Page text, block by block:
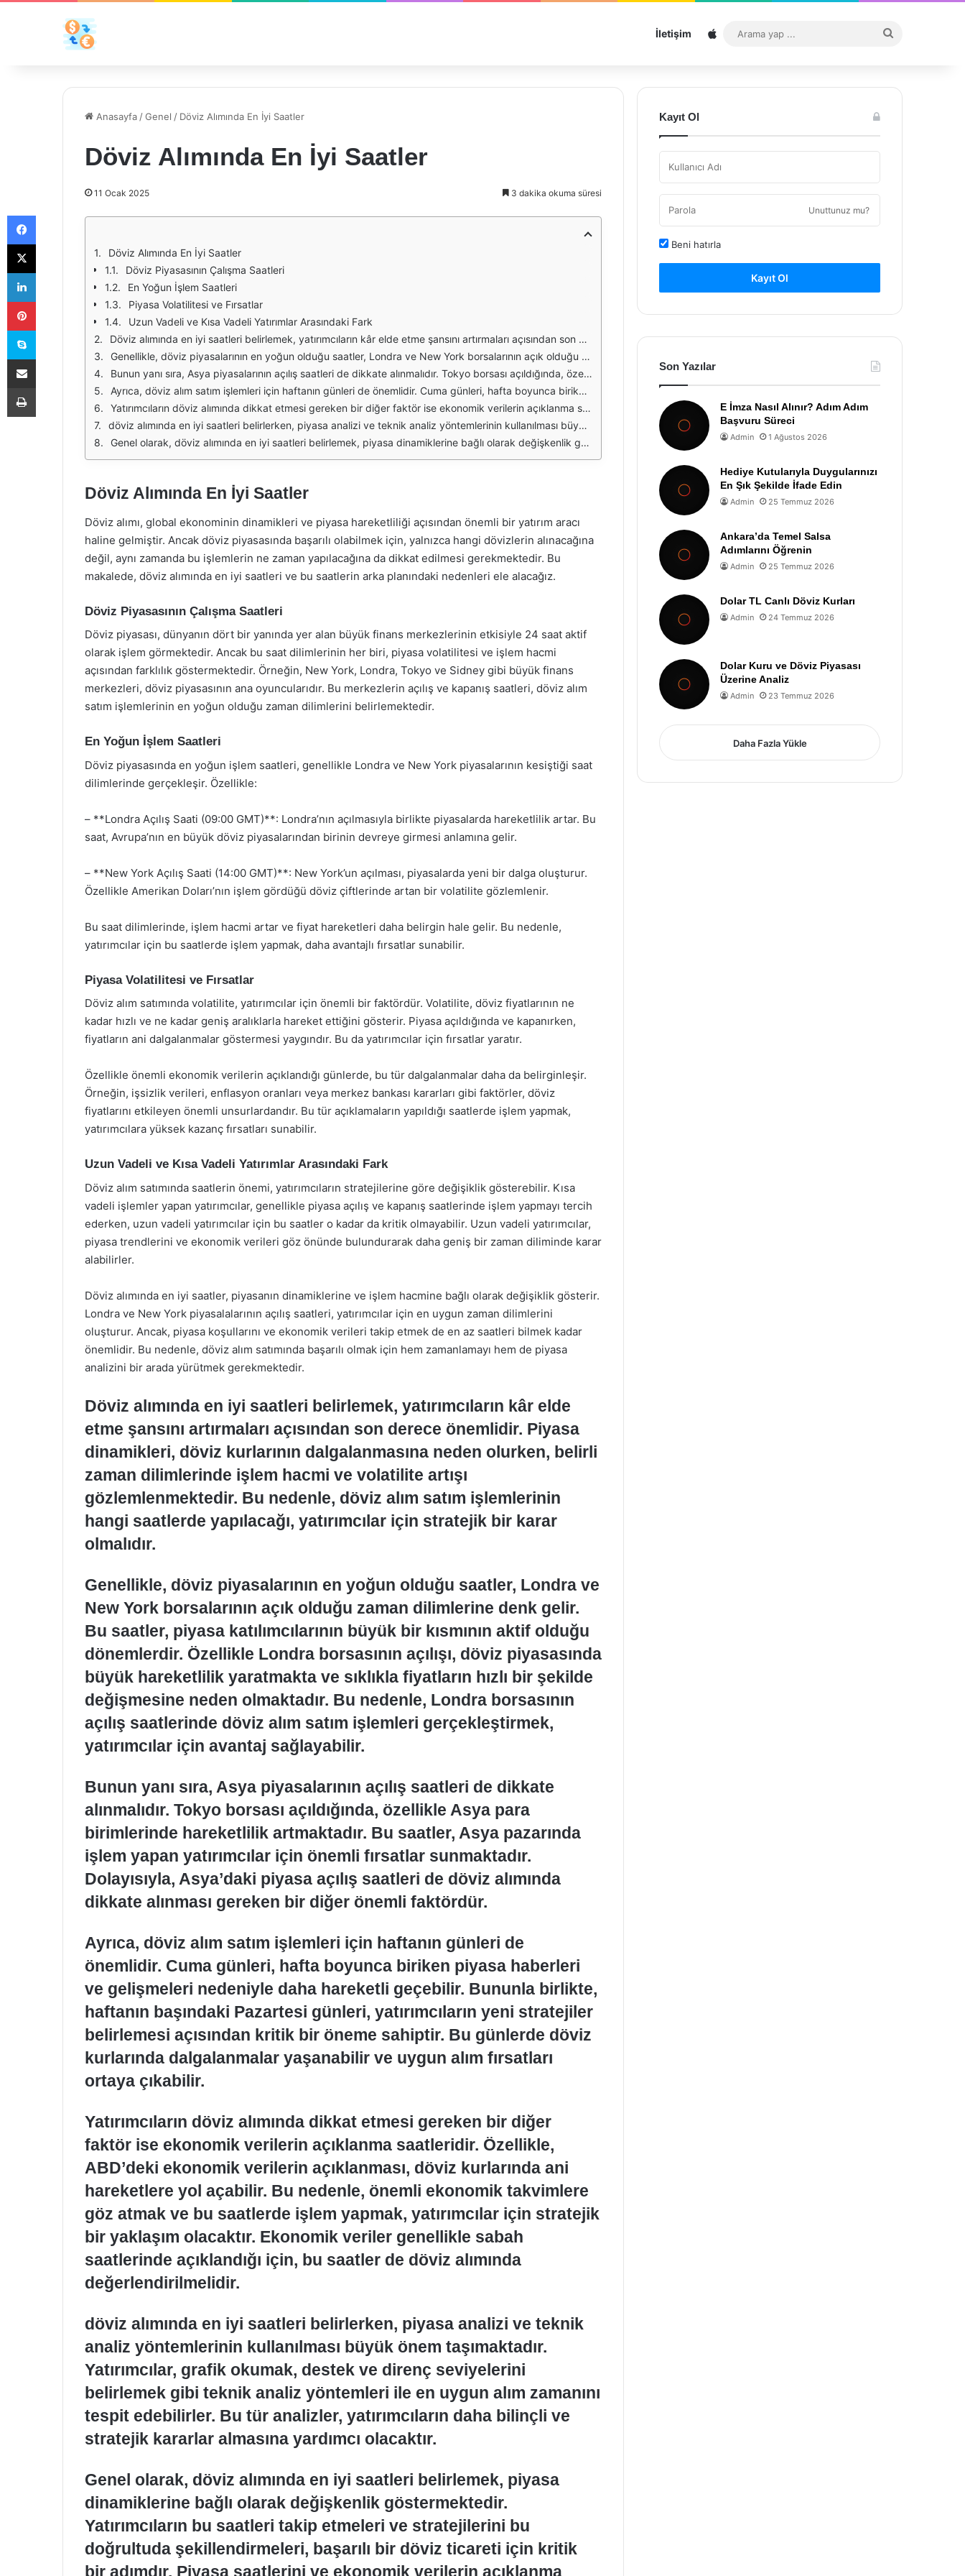
İletişim Sitemap
...
Anasayfa /Genel / Döviz Alımında En İyi Saatler
Döviz Alımında En İyi Saatler
11 Ocak 2025 3 dakika okuma süresi
Döviz Alımında En İyi Saatler
Döviz Piyasasının Çalışma Saatleri
En Yoğun İşlem Saatleri
Piyasa Volatilitesi ve Fırsatlar
Uzun Vadeli ve Kısa Vadeli Yatırımlar Arasındaki Fark
Döviz alımında en iyi saatleri belirlemek, yatırımcıların kâr elde etme şansını artırmaları açısından son derece önemlidir. Piyasa dinamikleri, döviz kurlarının dalgalanmasına neden olurken, belirli zaman dilimlerinde işlem hacmi ve volatilite artışı gözlemlenmektedir. Bu nedenle, döviz alım satım işlemlerinin hangi saatlerde yapılacağı, yatırımcılar için stratejik bir karar olmalıdır.
Genellikle, döviz piyasalarının en yoğun olduğu saatler, Londra ve New York borsalarının açık olduğu zaman dilimlerine denk gelir. Bu saatler, piyasa katılımcılarının büyük bir kısmının aktif olduğu dönemlerdir. Özellikle Londra borsasının açılışı, döviz piyasasında büyük hareketlilik yaratmakta ve sıklıkla fiyatların hızlı bir şekilde değişmesine neden olmaktadır. Bu nedenle, Londra borsasının açılış saatlerinde döviz alım satım işlemleri gerçekleştirmek, yatırımcılar için avantaj sağlayabilir.
Bunun yanı sıra, Asya piyasalarının açılış saatleri de dikkate alınmalıdır. Tokyo borsası açıldığında, özellikle Asya para birimlerinde hareketlilik artmaktadır. Bu saatler, Asya pazarında işlem yapan yatırımcılar için önemli fırsatlar sunmaktadır. Dolayısıyla, Asya'daki piyasa açılış saatleri de döviz alımında dikkate alınması gereken bir diğer önemli faktördür.
Ayrıca, döviz alım satım işlemleri için haftanın günleri de önemlidir. Cuma günleri, hafta boyunca biriken piyasa haberleri ve gelişmeleri nedeniyle daha hareketli geçebilir. Bununla birlikte, haftanın başındaki Pazartesi günleri, yatırımcıların yeni stratejiler belirlemesi açısından kritik bir öneme sahiptir. Bu günlerde döviz kurlarında dalgalanmalar yaşanabilir ve uygun alım fırsatları ortaya çıkabilir.
Yatırımcıların döviz alımında dikkat etmesi gereken bir diğer faktör ise ekonomik verilerin açıklanma saatleridir. Özellikle, ABD'deki ekonomik verilerin açıklanması, döviz kurlarında ani hareketlere yol açabilir. Bu nedenle, önemli ekonomik takvimlere göz atmak ve bu saatlerde işlem yapmak, yatırımcılar için stratejik bir yaklaşım olacaktır. Ekonomik veriler genellikle sabah saatlerinde açıklandığı için, bu saatler de döviz alımında değerlendirilmelidir.
döviz alımında en iyi saatleri belirlerken, piyasa analizi ve teknik analiz yöntemlerinin kullanılması büyük önem taşımaktadır. Yatırımcılar, grafik okumak, destek ve direnç seviyelerini belirlemek gibi teknik analiz yöntemleri ile en uygun alım zamanını tespit edebilirler. Bu tür analizler, yatırımcıların daha bilinçli ve stratejik kararlar almasına yardımcı olacaktır.
Genel olarak, döviz alımında en iyi saatleri belirlemek, piyasa dinamiklerine bağlı olarak değişkenlik göstermektedir. Yatırımcıların bu saatleri takip etmeleri ve stratejilerini bu doğrultuda şekillendirmeleri, başarılı bir döviz ticareti için kritik bir adımdır. Piyasa saatlerini ve ekonomik verilerin açıklanma zamanlarını dikkate almak, döviz alımında en iyi sonuçları elde etme şansını artıracaktır.
Döviz Alımında En İyi Saatler
Döviz alımı, global ekonominin dinamikleri ve piyasa hareketliliği açısından önemli bir yatırım aracı
haline gelmiştir. Ancak döviz piyasasında başarılı olabilmek için, yalnızca hangi dövizlerin alınacağına
değil, aynı zamanda bu işlemlerin ne zaman yapılacağına da dikkat edilmesi gerekmektedir. Bu
makalede, döviz alımında en iyi saatleri ve bu saatlerin arka planındaki nedenleri ele alacağız.
Döviz Piyasasının Çalışma Saatleri
Döviz piyasası, dünyanın dört bir yanında yer alan büyük finans merkezlerinin etkisiyle 24 saat aktif
olarak işlem görmektedir. Ancak bu saat dilimlerinin her biri, piyasa volatilitesi ve işlem hacmi
açısından farklılık göstermektedir. Örneğin, New York, Londra, Tokyo ve Sidney gibi büyük finans
merkezleri, döviz piyasasının ana oyuncularıdır. Bu merkezlerin açılış ve kapanış saatleri, döviz alım
satım işlemlerinin en yoğun olduğu zaman dilimlerini belirlemektedir.
En Yoğun İşlem Saatleri
Döviz piyasasında en yoğun işlem saatleri, genellikle Londra ve New York piyasalarının kesiştiği saat
dilimlerinde gerçekleşir. Özellikle:
– **Londra Açılış Saati (09:00 GMT)**: Londra’nın açılmasıyla birlikte piyasalarda hareketlilik artar. Bu
saat, Avrupa’nın en büyük döviz piyasalarından birinin devreye girmesi anlamına gelir.
– **New York Açılış Saati (14:00 GMT)**: New York’un açılması, piyasalarda yeni bir dalga oluşturur.
Özellikle Amerikan Doları’nın işlem gördüğü döviz çiftlerinde artan bir volatilite gözlemlenir.
Bu saat dilimlerinde, işlem hacmi artar ve fiyat hareketleri daha belirgin hale gelir. Bu nedenle,
yatırımcılar için bu saatlerde işlem yapmak, daha avantajlı fırsatlar sunabilir.
Piyasa Volatilitesi ve Fırsatlar
Döviz alım satımında volatilite, yatırımcılar için önemli bir faktördür. Volatilite, döviz fiyatlarının ne
kadar hızlı ve ne kadar geniş aralıklarla hareket ettiğini gösterir. Piyasa açıldığında ve kapanırken,
fiyatların ani dalgalanmalar göstermesi yaygındır. Bu da yatırımcılar için fırsatlar yaratır.
Özellikle önemli ekonomik verilerin açıklandığı günlerde, bu tür dalgalanmalar daha da belirginleşir.
Örneğin, işsizlik verileri, enflasyon oranları veya merkez bankası kararları gibi faktörler, döviz
fiyatlarını etkileyen önemli unsurlardandır. Bu tür açıklamaların yapıldığı saatlerde işlem yapmak,
yatırımcılara yüksek kazanç fırsatları sunabilir.
Uzun Vadeli ve Kısa Vadeli Yatırımlar Arasındaki Fark
Döviz alım satımında saatlerin önemi, yatırımcıların stratejilerine göre değişiklik gösterebilir. Kısa
vadeli işlemler yapan yatırımcılar, genellikle piyasa açılış ve kapanış saatlerinde işlem yapmayı tercih
ederken, uzun vadeli yatırımcılar için bu saatler o kadar da kritik olmayabilir. Uzun vadeli yatırımcılar,
piyasa trendlerini ve ekonomik verileri göz önünde bulundurarak daha geniş bir zaman diliminde karar
alabilirler.
Döviz alımında en iyi saatler, piyasanın dinamiklerine ve işlem hacmine bağlı olarak değişiklik gösterir.
Londra ve New York piyasalalarının açılış saatleri, yatırımcılar için en uygun zaman dilimlerini
oluşturur. Ancak, piyasa koşullarını ve ekonomik verileri takip etmek de en az saatleri bilmek kadar
önemlidir. Bu nedenle, döviz alım satımında başarılı olmak için hem zamanlamayı hem de piyasa
analizini bir arada yürütmek gerekmektedir.
Döviz alımında en iyi saatleri belirlemek, yatırımcıların kâr elde
etme şansını artırmaları açısından son derece önemlidir. Piyasa
dinamikleri, döviz kurlarının dalgalanmasına neden olurken, belirli
zaman dilimlerinde işlem hacmi ve volatilite artışı
gözlemlenmektedir. Bu nedenle, döviz alım satım işlemlerinin
hangi saatlerde yapılacağı, yatırımcılar için stratejik bir karar
olmalıdır.
Genellikle, döviz piyasalarının en yoğun olduğu saatler, Londra ve
New York borsalarının açık olduğu zaman dilimlerine denk gelir.
Bu saatler, piyasa katılımcılarının büyük bir kısmının aktif olduğu
dönemlerdir. Özellikle Londra borsasının açılışı, döviz piyasasında
büyük hareketlilik yaratmakta ve sıklıkla fiyatların hızlı bir şekilde
değişmesine neden olmaktadır. Bu nedenle, Londra borsasının
açılış saatlerinde döviz alım satım işlemleri gerçekleştirmek,
yatırımcılar için avantaj sağlayabilir.
Bunun yanı sıra, Asya piyasalarının açılış saatleri de dikkate
alınmalıdır. Tokyo borsası açıldığında, özellikle Asya para
birimlerinde hareketlilik artmaktadır. Bu saatler, Asya pazarında
işlem yapan yatırımcılar için önemli fırsatlar sunmaktadır.
Dolayısıyla, Asya’daki piyasa açılış saatleri de döviz alımında
dikkate alınması gereken bir diğer önemli faktördür.
Ayrıca, döviz alım satım işlemleri için haftanın günleri de
önemlidir. Cuma günleri, hafta boyunca biriken piyasa haberleri
ve gelişmeleri nedeniyle daha hareketli geçebilir. Bununla birlikte,
haftanın başındaki Pazartesi günleri, yatırımcıların yeni stratejiler
belirlemesi açısından kritik bir öneme sahiptir. Bu günlerde döviz
kurlarında dalgalanmalar yaşanabilir ve uygun alım fırsatları
ortaya çıkabilir.
Yatırımcıların döviz alımında dikkat etmesi gereken bir diğer
faktör ise ekonomik verilerin açıklanma saatleridir. Özellikle,
ABD’deki ekonomik verilerin açıklanması, döviz kurlarında ani
hareketlere yol açabilir. Bu nedenle, önemli ekonomik takvimlere
göz atmak ve bu saatlerde işlem yapmak, yatırımcılar için stratejik
bir yaklaşım olacaktır. Ekonomik veriler genellikle sabah
saatlerinde açıklandığı için, bu saatler de döviz alımında
değerlendirilmelidir.
döviz alımında en iyi saatleri belirlerken, piyasa analizi ve teknik
analiz yöntemlerinin kullanılması büyük önem taşımaktadır.
Yatırımcılar, grafik okumak, destek ve direnç seviyelerini
belirlemek gibi teknik analiz yöntemleri ile en uygun alım zamanını
tespit edebilirler. Bu tür analizler, yatırımcıların daha bilinçli ve
stratejik kararlar almasına yardımcı olacaktır.
Genel olarak, döviz alımında en iyi saatleri belirlemek, piyasa
dinamiklerine bağlı olarak değişkenlik göstermektedir.
Yatırımcıların bu saatleri takip etmeleri ve stratejilerini bu
doğrultuda şekillendirmeleri, başarılı bir döviz ticareti için kritik
bir adımdır. Piyasa saatlerini ve ekonomik verilerin açıklanma
Kayıt Ol
Unuttunuz mu?
Beni hatırla
Kayıt Ol
Son Yazılar
E İmza Nasıl Alınır? Adım Adım
Başvuru Süreci
Admin 1 Ağustos 2026
Hediye Kutularıyla Duygularınızı
En Şık Şekilde İfade Edin
Admin 25 Temmuz 2026
Ankara’da Temel Salsa
Adımlarını Öğrenin
Admin 25 Temmuz 2026
Dolar TL Canlı Döviz Kurları
Admin 24 Temmuz 2026
Dolar Kuru ve Döviz Piyasası
Üzerine Analiz
Admin 23 Temmuz 2026
Daha Fazla Yükle
Facebook
X
LinkedIn
Pinterest
Skype
E-Posta ile paylaş